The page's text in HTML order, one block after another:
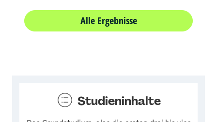
Alle Ergebnisse
Studieninhalte